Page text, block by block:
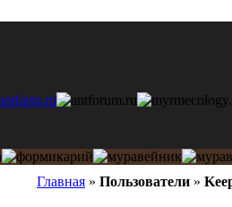
Главная » Пользователи »